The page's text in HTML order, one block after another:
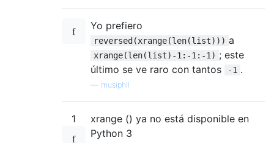
Yo prefiero
reversed(xrange(len(list))) a
xrange(len(list)-1:-1:-1) ; este
último se ve raro con tantos
-1 .
musiphil
1
xrange () ya no está disponible en
Python 3